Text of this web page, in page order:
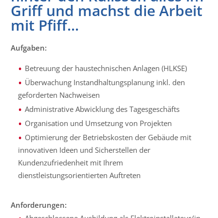
Griff und machst die Arbeit
mit Pfiff...
Aufgaben:
Betreuung der haustechnischen Anlagen (HLKSE)
Überwachung Instandhaltungsplanung inkl. den
geforderten Nachweisen
Administrative Abwicklung des Tagesgeschäfts
Organisation und Umsetzung von Projekten
Optimierung der Betriebskosten der Gebäude mit
innovativen Ideen und Sicherstellen der
Kundenzufriedenheit mit Ihrem
dienstleistungsorientierten Auftreten
Anforderungen: